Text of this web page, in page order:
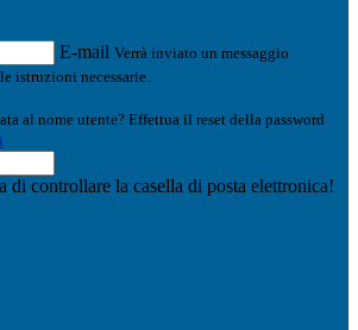
E-mail Verrà inviato un messaggio
istruzioni necessarie.
al nome utente? Effettua il reset della password
di controllare la casella di posta elettronica!